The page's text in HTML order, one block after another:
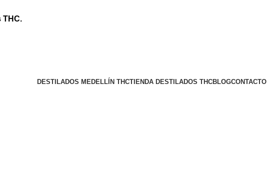
THC.
DESTILADOS MEDELLÍN THCTIENDA DESTILADOS THCBLOGCONTACTO